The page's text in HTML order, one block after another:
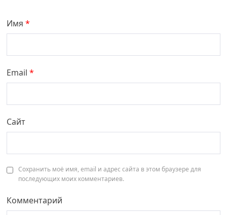
Имя*
Email*
Сайт
Сохранить моё имя, email и адрес сайта в этом браузере для
последующих моих комментариев.
Комментарий